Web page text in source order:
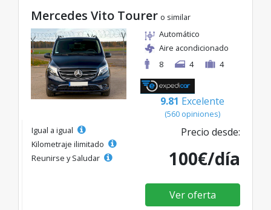
Mercedes Vito Tourer o similar
Automático
Aire acondicionado
8
4 4
9.81 Excelente
(560 opiniones)
Igual a igual
Kilometraje ilimitado
Reunirse y Saludar
Precio desde:
100€/día
Ver oferta